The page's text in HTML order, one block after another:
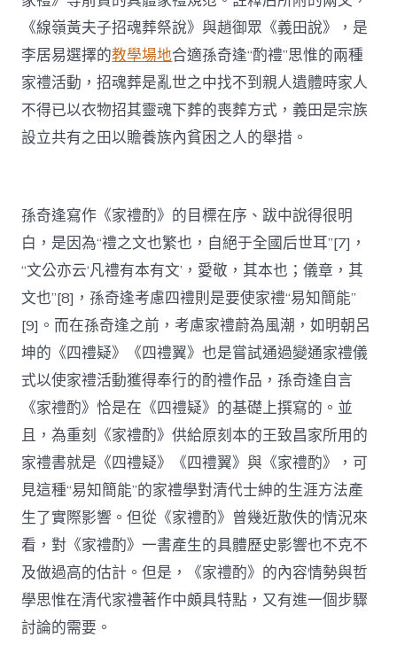
《線嶺黃夫子招魂葬祭說》與趙御眾《義田說》，是
李居易選擇的教學場地合適孫奇逢“酌禮”思惟的兩種
家禮活動，招魂葬是亂世之中找不到親人遺體時家人
不得已以衣物招其靈魂下葬的喪葬方式，義田是宗族
設立共有之田以贍養族內貧困之人的舉措。
孫奇逢寫作《家禮酌》的目標在序、跋中說得很明
白，是因為“禮之文也繁也，自絕于全國后世耳”[7]，
“文公亦云‘凡禮有本有文’，愛敬，其本也；儀章，其
文也”[8]，孫奇逢考慮四禮則是要使家禮“易知簡能”
[9]。而在孫奇逢之前，考慮家禮蔚為風潮，如明朝呂
坤的《四禮疑》《四禮翼》也是嘗試通過變通家禮儀
式以使家禮活動獲得奉行的酌禮作品，孫奇逢自言
《家禮酌》恰是在《四禮疑》的基礎上撰寫的。並
且，為重刻《家禮酌》供給原刻本的王致昌家所用的
家禮書就是《四禮疑》《四禮翼》與《家禮酌》，可
見這種“易知簡能”的家禮學對清代士紳的生涯方法產
生了實際影響。但從《家禮酌》曾幾近散佚的情況來
看，對《家禮酌》一書產生的具體歷史影響也不克不
及做過高的估計。但是，《家禮酌》的內容情勢與哲
學思惟在清代家禮著作中頗具特點，又有進一個步驟
討論的需要。